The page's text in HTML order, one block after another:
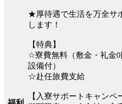
★厚待遇で生活を万全サ
します！
【特典】
☆寮費無料（敷金・礼金
設備付）
☆赴任旅費支給
【入寮サポートキャンペ